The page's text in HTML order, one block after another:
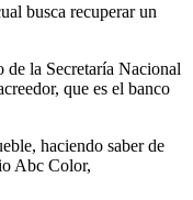
busca recuperar un
la Secretaría Nacional
que es el banco
haciendo saber de
Abc Color,